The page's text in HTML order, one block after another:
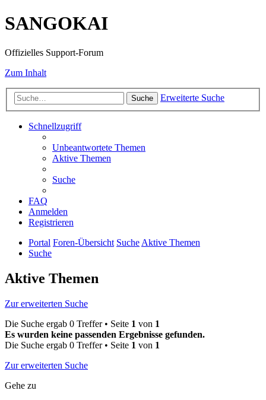
SANGOKAI
Offizielles Support-Forum
Zum Inhalt
Suche Erweiterte Suche
Schnellzugriff
Unbeantwortete Themen
Aktive Themen
Suche
FAQ
Anmelden
Registrieren
Portal Foren-Übersicht SucheAktive Themen
Suche
Aktive Themen
Zur erweiterten Suche
Die Suche ergab 0 Treffer • Seite 1 von 1
Es wurden keine passenden Ergebnisse gefunden.
Die Suche ergab 0 Treffer • Seite 1 von 1
Zur erweiterten Suche
Gehe zu